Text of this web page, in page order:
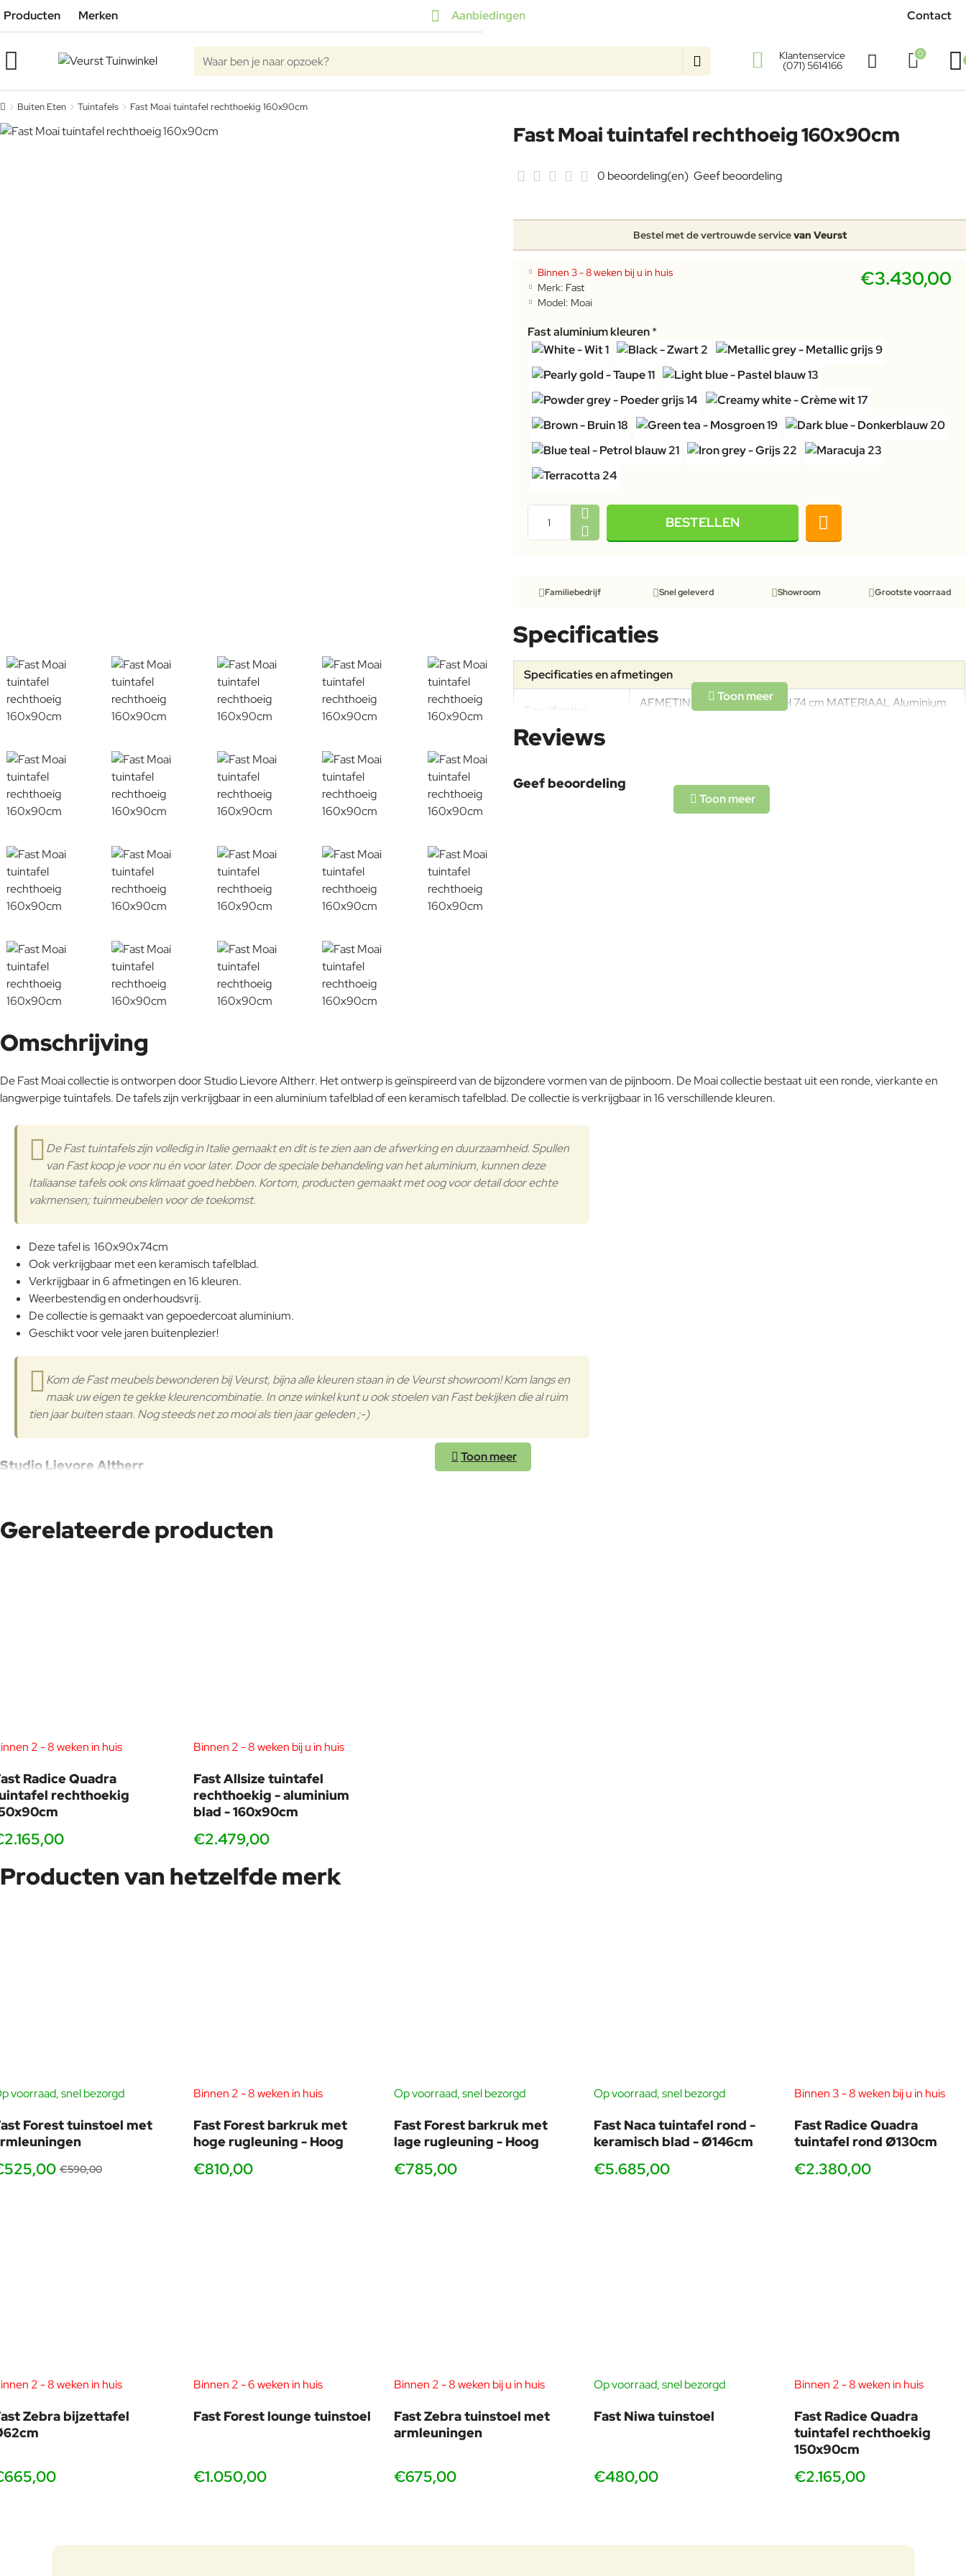
Producten Merken Aanbiedingen Contact
Waar ben je naar opzoek?
Klantenservice
(071) 5614166
0
Buiten Eten Tuintafels Fast Moai tuintafel rechthoekig 160x90cm
Fast Moai tuintafel rechthoeig 160x90cm
Bestel met de vertrouwde servicevan Veurst
0 beoordeling(en) Geef beoordeling
€3.430,00
Binnen 3 - 8 weken bij u in huis
Merk: Fast
Model: Moai
Fast aluminium kleuren
BESTELLEN
Familiebedrijf Snel geleverd Showroom Grootste voorraad
Specificaties
Specificaties en afmetingen
Specificaties
AFMETINGEN L 160 x B 90 H 74 cm MATERIAAL Aluminium
Reviews
Geef beoordeling
Omschrijving
De Fast Moai collectie is ontworpen door Studio Lievore Altherr. Het ontwerp is geïnspireerd van de bijzondere vormen van de pijnboom. De Moai collectie bestaat uit een ronde, vierkante en
langwerpige tuintafels. De tafels zijn verkrijgbaar in een aluminium tafelblad of een keramisch tafelblad. De collectie is verkrijgbaar in 16 verschillende kleuren.
De Fast tuintafels zijn volledig in Italie gemaakt en dit is te zien aan de afwerking en duurzaamheid. Spullen
van Fast koop je voor nu én voor later. Door de speciale behandeling van het aluminium, kunnen deze
Italiaanse tafels ook ons klimaat goed hebben. Kortom, producten gemaakt met oog voor detail door echte
vakmensen; tuinmeubelen voor de toekomst.
Deze tafel is 160x90x74cm
Ook verkrijgbaar met een keramisch tafelblad.
Verkrijgbaar in 6 afmetingen en 16 kleuren.
Weerbestendig en onderhoudsvrij.
De collectie is gemaakt van gepoedercoat aluminium.
Geschikt voor vele jaren buitenplezier!
Kom de Fast meubels bewonderen bij Veurst, bijna alle kleuren staan in de Veurst showroom! Kom langs en
maak uw eigen te gekke kleurencombinatie. In onze winkel kunt u ook stoelen van Fast bekijken die al ruim
tien jaar buiten staan. Nog steeds net zo mooi als tien jaar geleden ;-)
Studio Lievore Altherr
Om er een paar te noemen: Premio Nacional de Diseño (1999), Iconic Awards (2015), iF Gold Award (2015), ADI Index (2015) en Compasso d’oro (2016).
Gerelateerde producten
2 - 8 weken in huis
Radice Quadra
rechthoekig
Binnen 2 - 8 weken bij u in huis
Fast Allsize tuintafel
rechthoekig - aluminium
blad - 160x90cm
€2.479,00
Producten van hetzelfde merk
voorraad, snel bezorgd
Forest tuinstoel met
€590,00
Binnen 2 - 8 weken in huis
Fast Forest barkruk met
hoge rugleuning - Hoog
€810,00
Op voorraad, snel bezorgd
Fast Forest barkruk met
lage rugleuning - Hoog
€785,00
Op voorraad, snel bezorgd
Fast Naca tuintafel rond -
keramisch blad - Ø146cm
€5.685,00
Binnen 3 - 8 weken bij u in huis
Fast Radice Quadra
tuintafel rond Ø130cm
€2.380,00
2 - 8 weken in huis
Zebra bijzettafel
Binnen 2 - 6 weken in huis
Fast Forest lounge tuinstoel
€1.050,00
vanaf 2 stuks
Binnen 2 - 8 weken bij u in huis
Fast Zebra tuinstoel met
armleuningen
€675,00
Op voorraad, snel bezorgd
Fast Niwa tuinstoel
€480,00
Binnen 2 - 8 weken in huis
Fast Radice Quadra
tuintafel rechthoekig
150x90cm
€2.165,00